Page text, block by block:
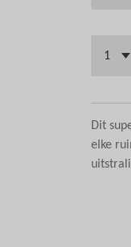
Dit
elke